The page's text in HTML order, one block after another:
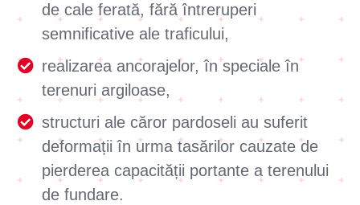
de cale ferată, fără întreruperi
semnificative ale traficului,
realizarea ancorajelor, în speciale în
terenuri argiloase,
structuri ale căror pardoseli au suferit
deformații în urma tasărilor cauzate de
pierderea capacității portante a terenului
de fundare.